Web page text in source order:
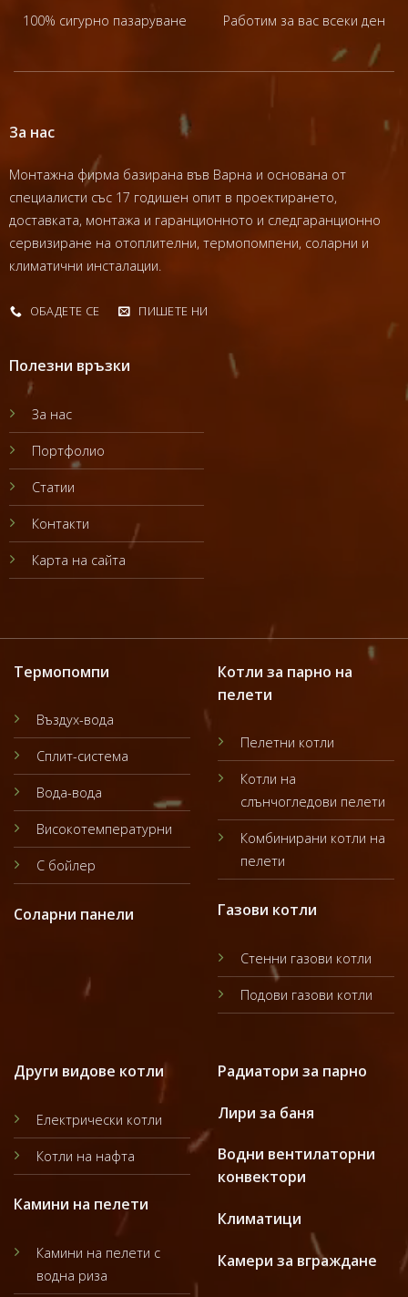
100% сигурно пазаруване Работим за вас всеки ден
За нас
Монтажна фирма базирана във Варна и основана от
специалисти със 17 годишен опит в проектирането,
доставката, монтажа и гаранционното и следгаранционно
сервизиране на отоплителни, термопомпени, соларни и
климатични инсталации.
ОБАДЕТЕ СЕ ПИШЕТЕ НИ
Полезни връзки
За нас
Портфолио
Статии
Контакти
Карта на сайта
Термопомпи
Въздух-вода
Сплит-система
Вода-вода
Високотемпературни
С бойлер
Соларни панели
Котли за парно на
пелети
Пелетни котли
Котли на
слънчогледови пелети
Комбинирани котли на
пелети
Газови котли
Стенни газови котли
Подови газови котли
Други видове котли
Електрически котли
Котли на нафта
Камини на пелети
Камини на пелети с
водна риза
Радиатори за парно
Лири за баня
Водни вентилаторни
конвектори
Климатици
Камери за вграждане